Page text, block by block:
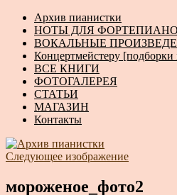
Архив пианистки
НОТЫ ДЛЯ
ВОКАЛЬНЫЕ
Концертмейстеру [подборки
ВСЕ КНИГИ
ФОТОГАЛЕРЕЯ
СТАТЬИ
МАГАЗИН
Контакты
Следующее изображение
мороженое_фото2